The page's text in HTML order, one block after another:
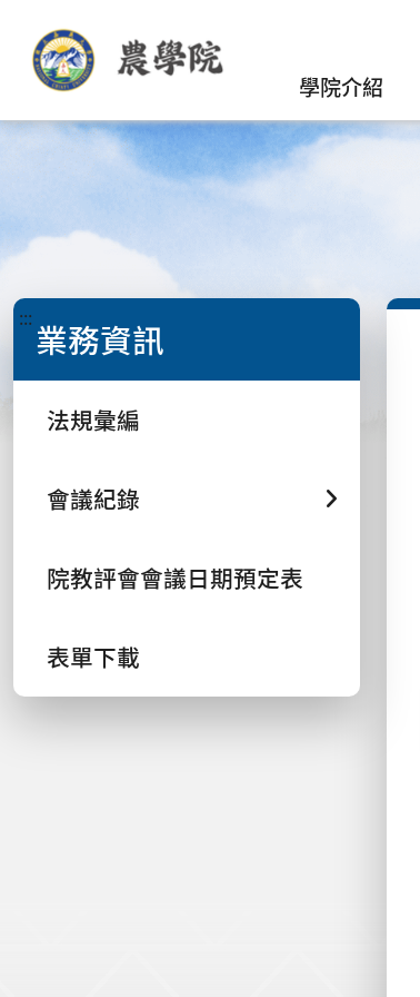
學院介紹
::: 業務資訊
法規彙編
會議紀錄
院教評會會議日期預定表
表單下載